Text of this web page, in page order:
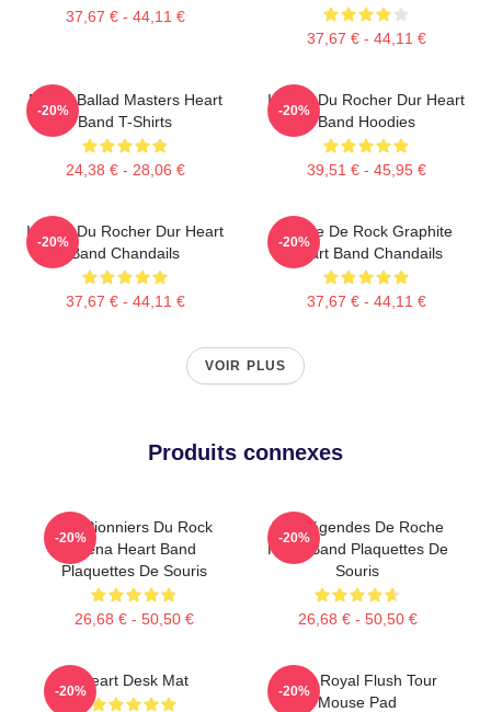
37,67 € - 44,11 €
37,67 € - 44,11 €
Power Ballad Masters Heart
Band T-Shirts
24,38 € - 28,06 €
-20%
Icônes Du Rocher Dur Heart
Band Hoodies
39,51 € - 45,95 €
-20%
Icônes Du Rocher Dur Heart
Band Chandails
37,67 € - 44,11 €
-20%
Bande De Rock Graphite
Heart Band Chandails
37,67 € - 44,11 €
-20%
VOIR PLUS
Produits connexes
Les Pionniers Du Rock
Arena Heart Band
Plaquettes De Souris
26,68 € - 50,50 €
-20%
70s Légendes De Roche
Heart Band Plaquettes De
Souris
26,68 € - 50,50 €
-20%
Heart Desk Mat
-20%
Heart Royal Flush Tour
Mouse Pad
-20%